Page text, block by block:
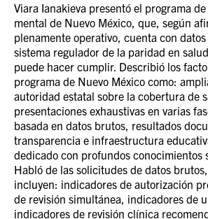
Viara Ianakieva presentó el programa
mental de Nuevo México, que, según
plenamente operativo, cuenta con
sistema regulador de la paridad en
puede hacer cumplir. Describió los
programa de Nuevo México como:
autoridad estatal sobre la cobertura de
presentaciones exhaustivas en varias
basada en datos brutos, resultados
transparencia e infraestructura
dedicado con profundos conocimientos
Habló de las solicitudes de datos
incluyen: indicadores de autorización
de revisión simultánea, indicadores de
indicadores de revisión clínica